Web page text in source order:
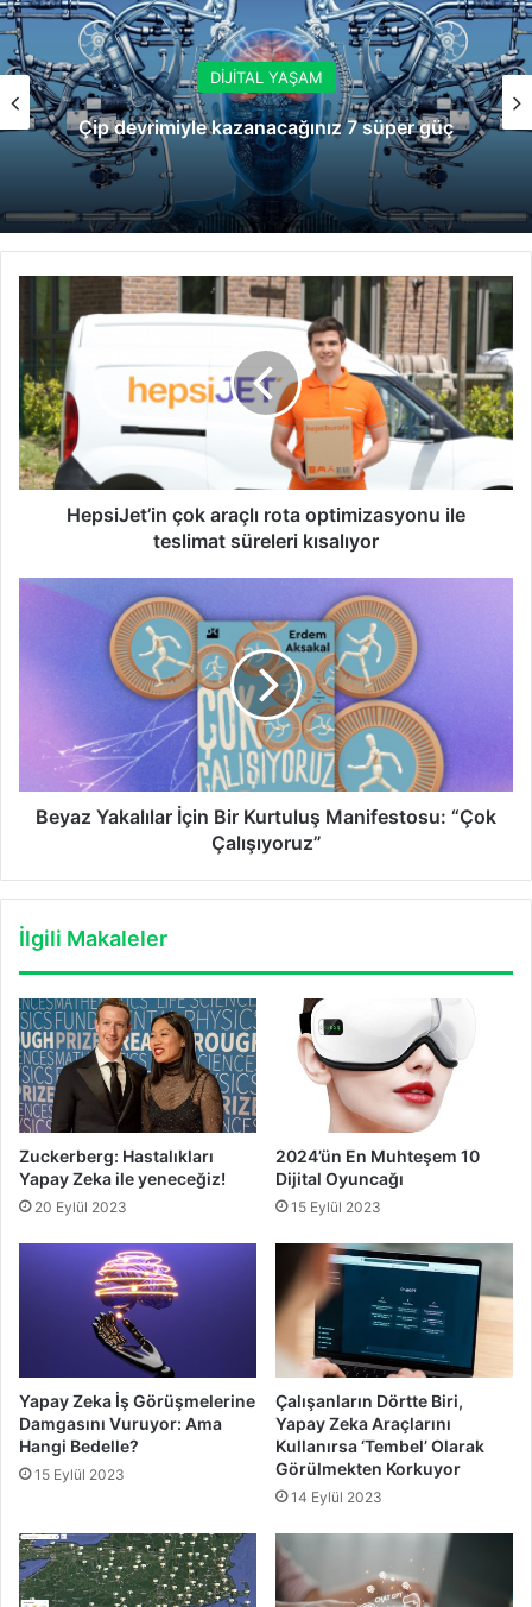
DİJİTAL YAŞAM
Çip devrimiyle kazanacağınız 7 süper güç
araçlı
rota
optimizasyonu
ile
teslimat
süreleri
kısalıyor
HepsiJet’in çok araçlı rota optimizasyonu ile
teslimat süreleri kısalıyor
Beyaz
Çalışıyoruz”
Beyaz Yakalılar İçin Bir Kurtuluş Manifestosu: “Çok
Çalışıyoruz”
İlgili Makaleler
Zuckerberg: Hastalıkları
Yapay Zeka ile yeneceğiz!
20 Eylül 2023
2024’ün En Muhteşem 10
Dijital Oyuncağı
15 Eylül 2023
Yapay Zeka İş Görüşmelerine
Damgasını Vuruyor: Ama
Hangi Bedelle?
15 Eylül 2023
Çalışanların Dörtte Biri,
Yapay Zeka Araçlarını
Kullanırsa ‘Tembel’ Olarak
Görülmekten Korkuyor
14 Eylül 2023